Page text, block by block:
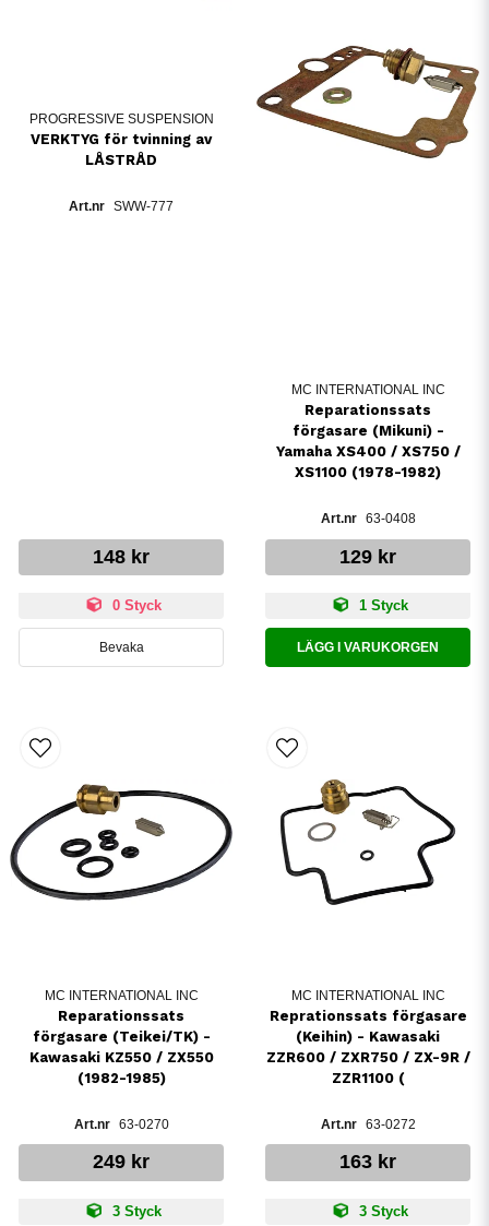
PROGRESSIVE SUSPENSION
VERKTYG för tvinning av
LÅSTRÅD
SWW-777
148 kr
0 Styck
Bevaka
MC INTERNATIONAL INC
Reparationssats
förgasare (Mikuni) -
Yamaha XS400 / XS750 /
XS1100 (1978-1982)
63-0408
129 kr
1 Styck
LÄGG I VARUKORGEN
MC INTERNATIONAL INC
Reparationssats
förgasare (Teikei/TK) -
Kawasaki KZ550 / ZX550
(1982-1985)
63-0270
249 kr
3 Styck
MC INTERNATIONAL INC
Reprationssats förgasare
(Keihin) - Kawasaki
ZZR600 / ZXR750 / ZX-9R /
ZZR1100 (
63-0272
163 kr
3 Styck